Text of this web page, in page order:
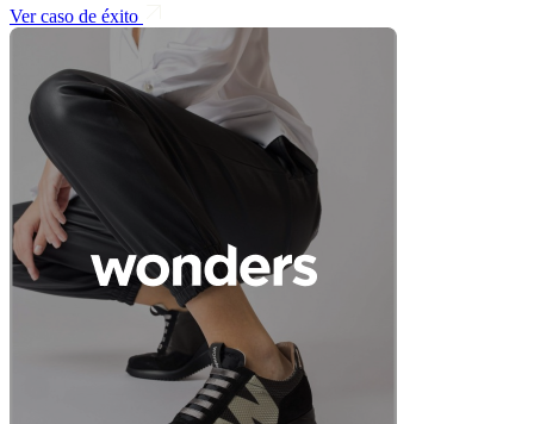
Ver caso de éxito